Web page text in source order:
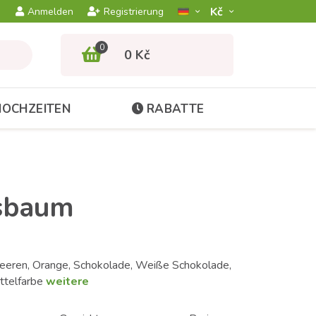
Anmelden Registrierung Kč­
0 0 Kč
RABATTE
Orange, Schokolade, Weiße Schokolade,
weitere